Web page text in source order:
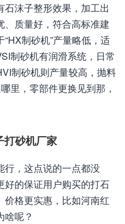
沫子整形效果，加工出
、质量好，符合高标准建
制砂机”产量略低，适
制砂机有润滑系统，日常
制砂机则产量较高，抛料
里，零部件更换见到那，
打砂机厂家
行，这点说的一点都没
好的保证用户购买的打石
价格更实惠，比如河南红
啥呢？